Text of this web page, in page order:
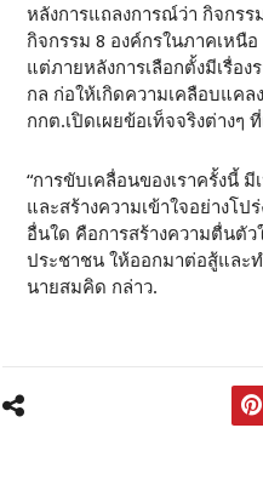
หลังการแถลงการณ์ว่า กิจกร
กิจกรรม 8 องค์กรในภาคเหนื
แต่ภายหลังการเลือกตั้งมีเรื่อ
กล ก่อให้เกิดความเคลือบแคล
กกต.เปิดเผยข้อเท็จจริงต่างๆ
“การขับเคลื่อนของเราครั้งนี้
และสร้างความเข้าใจอย่างโ
อื่นใด คือการสร้างความตื่นตั
ประชาชน ให้ออกมาต่อสู้และ
นายสมคิด กล่าว.